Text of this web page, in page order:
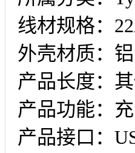
线材规格：
外壳材质：
产品长度：
产品功能：
产品接口：